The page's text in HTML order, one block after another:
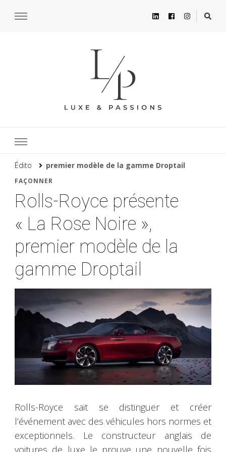
Édito premier modèle de la gamme Droptail
FAÇONNER
Rolls-Royce présente
« La Rose Noire »,
premier modèle de la
gamme Droptail
Rolls-Royce sait se distinguer et créer
l’événement avec des véhicules hors normes et
exceptionnels. Le constructeur anglais de